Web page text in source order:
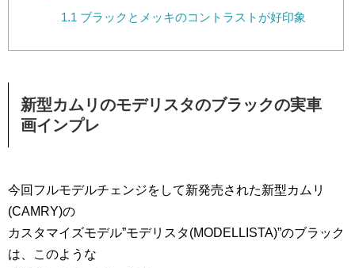
1.1 ブラックとメッキのコントラストが好印象
新型カムリのモデリスタのブラックの実車
画インプレ
今回フルモデルチェンジをして新発売された新型カムリ
(CAMRY)の
カスタマイズモデル”モデリスタ(MODELLISTA)”のブラック
は、このような